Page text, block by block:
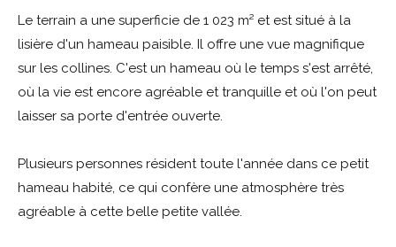
Le terrain a une superficie de 1 023 m² et est situé à la
lisière d'un hameau paisible. Il offre une vue magnifique
sur les collines. C'est un hameau où le temps s'est arrêté,
où la vie est encore agréable et tranquille et où l'on peut
laisser sa porte d'entrée ouverte.
Plusieurs personnes résident toute l'année dans ce petit
hameau habité, ce qui confère une atmosphère très
agréable à cette belle petite vallée.